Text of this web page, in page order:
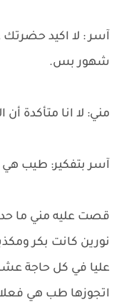
آسر : لا اكيد حضرتك
شهور بس.
مني: لا انا متأكدة
آسر بتفكير: طيب هي
قصت عليه مني ما
نورين كانت بكر
عليا في كل حاجة
اتجوزها طب هي فعلا